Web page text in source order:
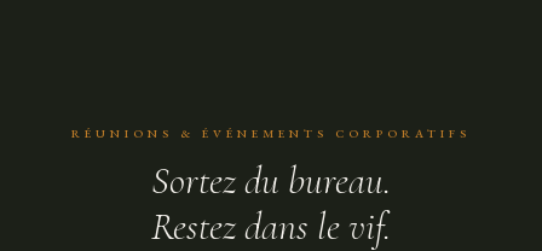
RÉUNIONS & ÉVÉNEMENTS CORPORATIFS
Sortez du bureau.
Restez dans le vif.